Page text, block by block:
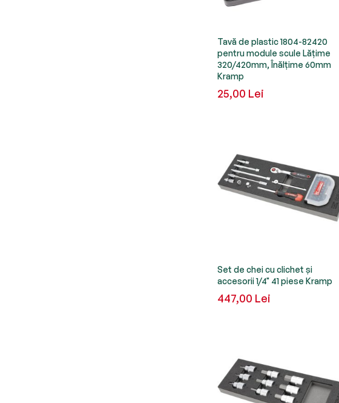
Tavă de plastic 1804-82420
pentru module scule Lățime
320/420mm, Înălțime 60mm
Kramp
25,00 Lei
Set de chei cu clichet și
accesorii 1/4" 41 piese Kramp
447,00 Lei